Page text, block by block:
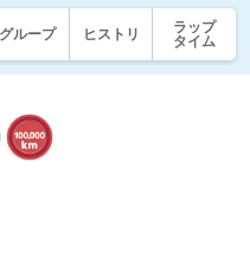
グループ ヒストリ
ラップ
タイム